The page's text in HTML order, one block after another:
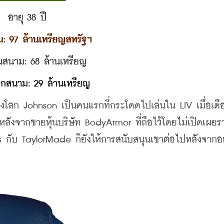
อายุ 38 ปี
: 97 ล้านเหรียญสหรัฐฯ
สนาม: 68 ล้านเหรียญ
สนาม: 29 ล้านเหรียญ
Johnson เป็นคนแรกที่กระโดดไปเล่นใน LIV เมื่อเดื
จากขายหุ้นบริษัท BodyArmor ที่ถือไว้โดยไม่เปิดเผยร
บ TaylorMade ก็ยังให้การสนับสนุนเขาต่อไปหลังจากอ